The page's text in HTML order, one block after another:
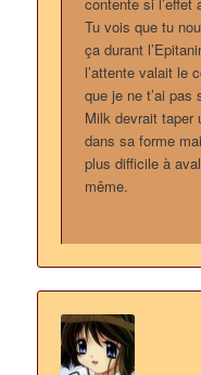
contente si l’effet
Tu vois que tu
ça durant
l’attente valait le
que je ne t’ai
Milk devrait taper
dans sa forme
plus difficile à
même.